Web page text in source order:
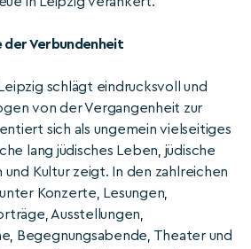
der Verbundenheit
schlägt eindrucksvoll und
von der Vergangenheit zur
sich als ungemein vielseitiges
lang jüdisches Leben, jüdische
Kultur zeigt. In den zahlreichen
Konzerte, Lesungen,
Ausstellungen,
Begegnungsabende, Theater und